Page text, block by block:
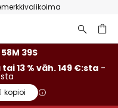
39S
13 % väh. 149 €:sta -
kopioi